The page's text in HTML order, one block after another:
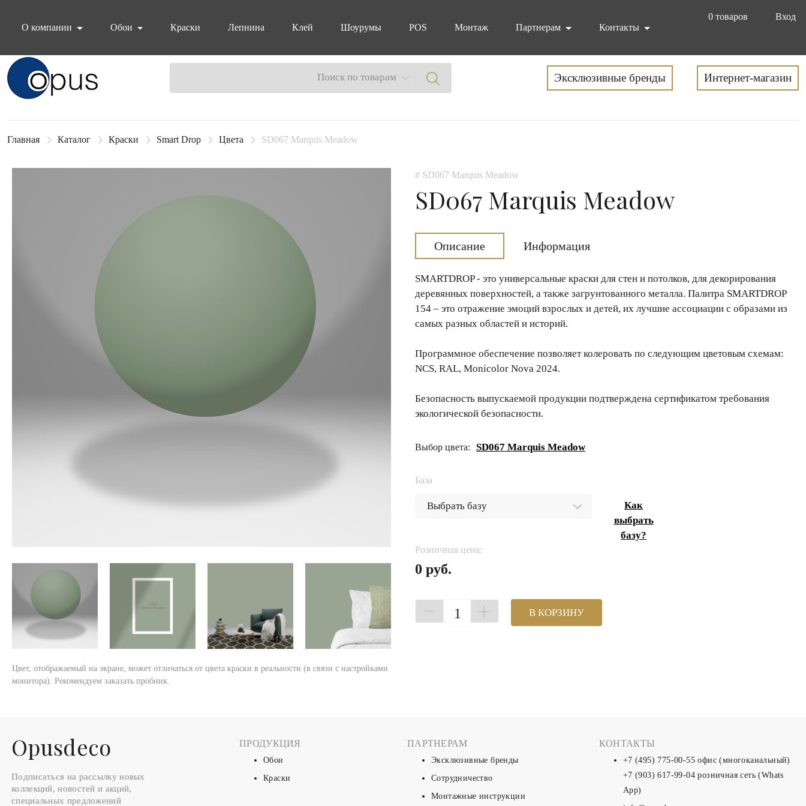
0 товаров
Вход
О компании
Обои Краски Лепнина Клей Шоурумы POS Монтаж Партнерам Контакты
Блок поиска Поиск по товарам Эксклюзивные бренды Интернет-магазин
Главная Каталог Краски Smart Drop Цвета SD067 Marquis Meadow
Цвет, отображаемый на экране, может отличаться от цвета краски в реальности (в связи с настройками
монитора). Рекомендуем заказать пробник.
# SD067 Marquis Meadow
SD067 Marquis Meadow
Описание Информация
SMARTDROP - это универсальные краски для стен и потолков, для декорирования
деревянных поверхностей, а также загрунтованного металла. Палитра SMARTDROP
154 – это отражение эмоций взрослых и детей, их лучшие ассоциации с образами из
самых разных областей и историй.
Программное обеспечение позволяет колеровать по следующим цветовым схемам:
NCS, RAL, Monicolor Nova 2024.
Безопасность выпускаемой продукции подтверждена сертификатом требования
экологической безопасности.
Выбор цвета: SD067 Marquis Meadow
База
Как
выбрать
базу?
Розничная цена:
0 руб.
1 В КОРЗИНУ
Оpusdeco
Подписаться на рассылку новых
коллекций, новостей и акций,
специальных предложений
ПРОДУКЦИЯ
Обои
Краски
ПАРТНЕРАМ
Эксклюзивные бренды
Сотрудничество
Монтажные инструкции
КОНТАКТЫ
+7 (495) 775-00-55 офис (многоканальный)
+7 (903) 617-99-04 розничная сеть (Whats
App)